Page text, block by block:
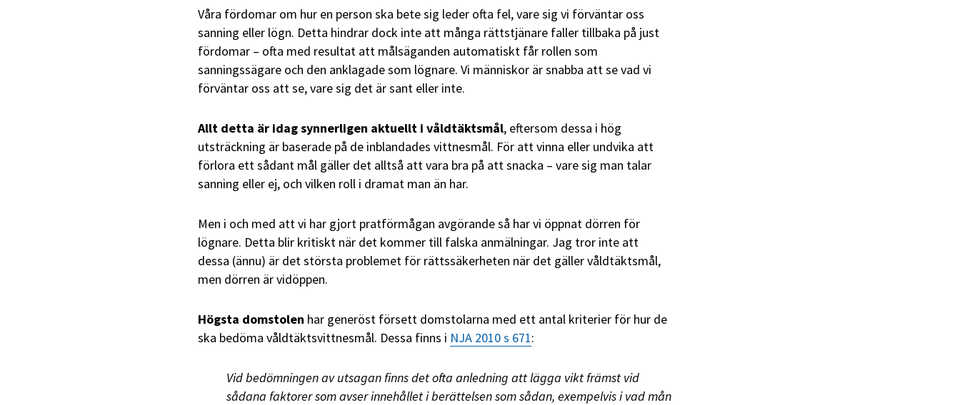
Våra fördomar om hur en person ska bete sig leder ofta fel, vare sig vi förväntar oss
sanning eller lögn. Detta hindrar dock inte att många rättstjänare faller tillbaka på just
fördomar – ofta med resultat att målsäganden automatiskt får rollen som
sanningssägare och den anklagade som lögnare. Vi människor är snabba att se vad vi
förväntar oss att se, vare sig det är sant eller inte.
Allt detta är idag synnerligen aktuellt i våldtäktsmål, eftersom dessa i hög
utsträckning är baserade på de inblandades vittnesmål. För att vinna eller undvika att
förlora ett sådant mål gäller det alltså att vara bra på att snacka – vare sig man talar
sanning eller ej, och vilken roll i dramat man än har.
Men i och med att vi har gjort pratförmågan avgörande så har vi öppnat dörren för
lögnare. Detta blir kritiskt när det kommer till falska anmälningar. Jag tror inte att
dessa (ännu) är det största problemet för rättssäkerheten när det gäller våldtäktsmål,
men dörren är vidöppen.
Högsta domstolen har generöst försett domstolarna med ett antal kriterier för hur de
ska bedöma våldtäktsvittnesmål. Dessa finns i NJA 2010 s 671:
Vid bedömningen av utsagan finns det ofta anledning att lägga vikt främst vid
sådana faktorer som avser innehållet i berättelsen som sådan, exempelvis i vad mån